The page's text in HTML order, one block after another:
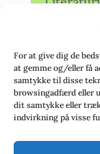
For at give dig de
at gemme og/eller få
samtykke til disse
browsingadfærd eller
dit samtykke eller
indvirkning på visse
Sverige:
Sverige: